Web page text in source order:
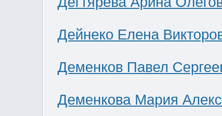
Дейнеко Елена
Деменков Павел
Деменкова Мария